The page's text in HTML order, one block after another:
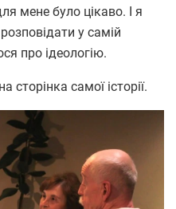
мене було цікаво. І я
у самій
про ідеологію.
самої історії.